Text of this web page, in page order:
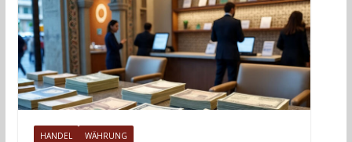
HANDEL WÄHRUNG